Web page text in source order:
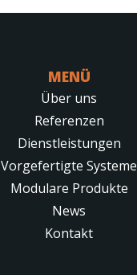
MENÜ
Über uns
Referenzen
Dienstleistungen
Vorgefertigte Systeme
Modulare Produkte
News
Kontakt